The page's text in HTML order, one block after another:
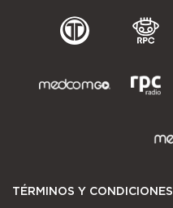
TÉRMINOS Y CONDICIONES